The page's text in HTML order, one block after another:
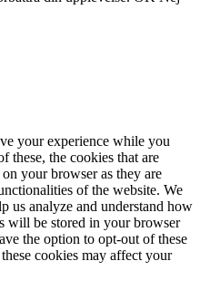
your experience while you
these, the cookies that are
your browser as they are
of the website. We
us analyze and understand how
will be stored in your browser
the option to opt-out of these
cookies may affect your